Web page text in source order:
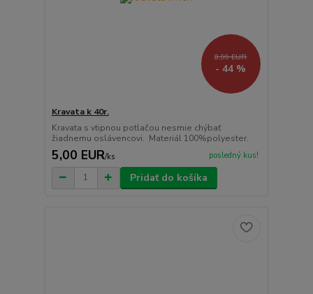
8,99 EUR
- 44 %
Kravata k 40r.
Kravata s vtipnou potlačou nesmie chýbať
žiadnemu oslávencovi. Materiál 100%polyester.
5,00 EUR/ks posledný kus!
Pridať do košíka